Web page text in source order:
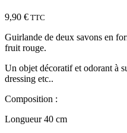
9,90 € TTC
Guirlande de deux savons en
fruit rouge.
Un objet décoratif et odorant à
dressing etc..
Composition :
Longueur 40 cm